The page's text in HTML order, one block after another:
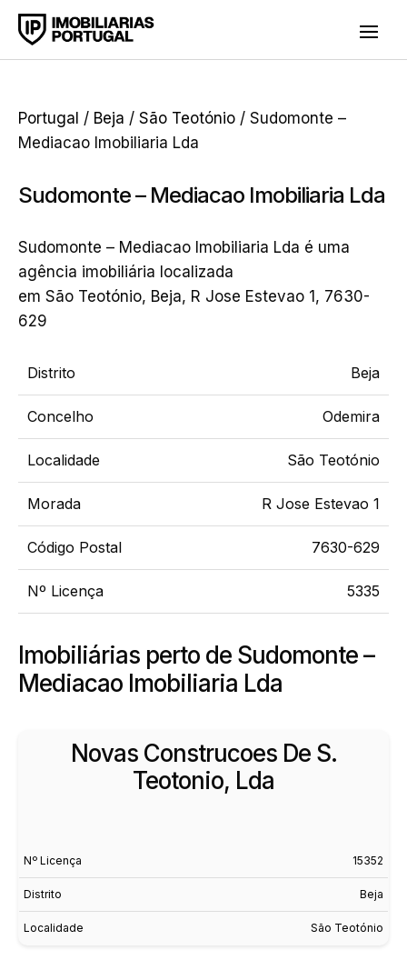
Portugal / Beja / São Teotónio / Sudomonte –
Mediacao Imobiliaria Lda
Sudomonte – Mediacao Imobiliaria Lda
Sudomonte – Mediacao Imobiliaria Lda é uma
agência imobiliária localizada
em São Teotónio, Beja, R Jose Estevao 1, 7630-
629
Distrito Beja
Concelho Odemira
Localidade São Teotónio
Morada R Jose Estevao 1
Código Postal 7630-629
Nº Licença 5335
Imobiliárias perto de Sudomonte –
Mediacao Imobiliaria Lda
Novas Construcoes De S.
Teotonio, Lda
Nº Licença 15352
Distrito Beja
Localidade São Teotónio